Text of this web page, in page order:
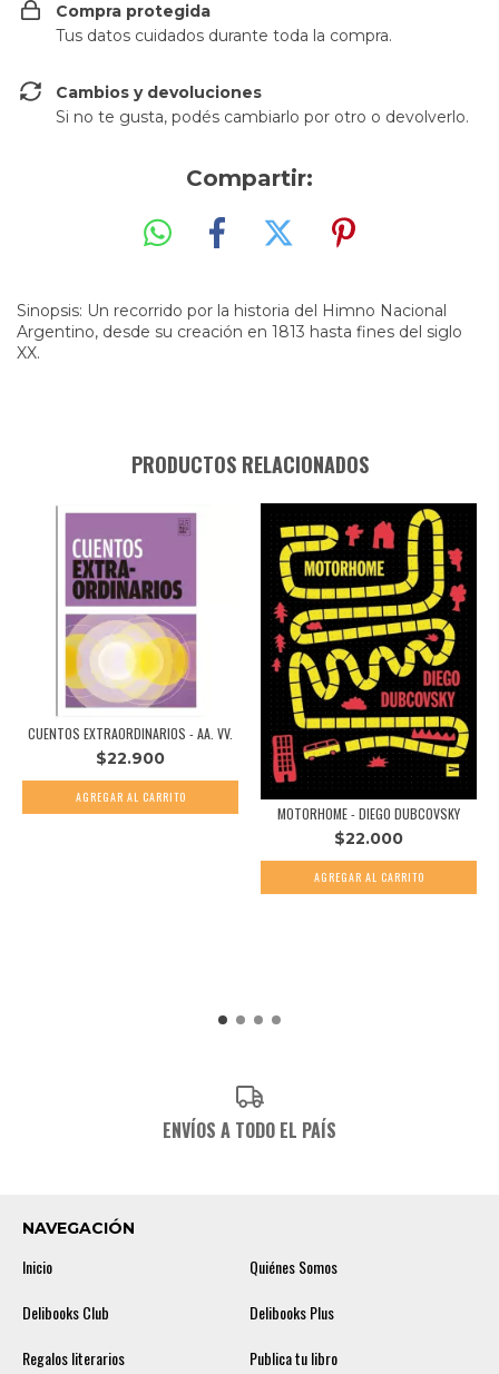
Compra protegida
Tus datos cuidados durante toda la compra.
Cambios y devoluciones
Si no te gusta, podés cambiarlo por otro o devolverlo.
Compartir:
Sinopsis: Un recorrido por la historia del Himno Nacional
Argentino, desde su creación en 1813 hasta fines del siglo
XX.
PRODUCTOS RELACIONADOS
CUENTOS EXTRAORDINARIOS - AA. VV.
$22.900
MOTORHOME - DIEGO DUBCOVSKY
$22.000
ENVÍOS A TODO EL PAÍS
NAVEGACIÓN
Inicio
Quiénes Somos
Delibooks Club
Delibooks Plus
Regalos literarios
Publica tu libro